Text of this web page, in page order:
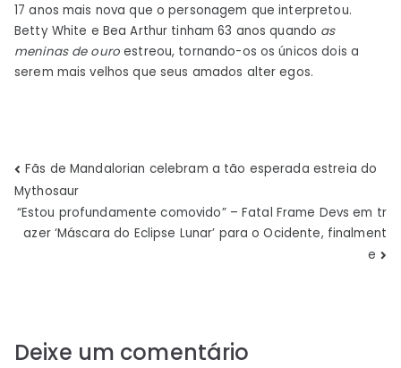
17 anos mais nova que o personagem que interpretou.
Betty White e Bea Arthur tinham 63 anos quando as
meninas de ouro estreou, tornando-os os únicos dois a
serem mais velhos que seus amados alter egos.
Navegação
de
Post
Fãs de Mandalorian celebram a tão esperada estreia do
Mythosaur
“Estou profundamente comovido” – Fatal Frame Devs em tr
azer ‘Máscara do Eclipse Lunar’ para o Ocidente, finalment
e
Deixe um comentário